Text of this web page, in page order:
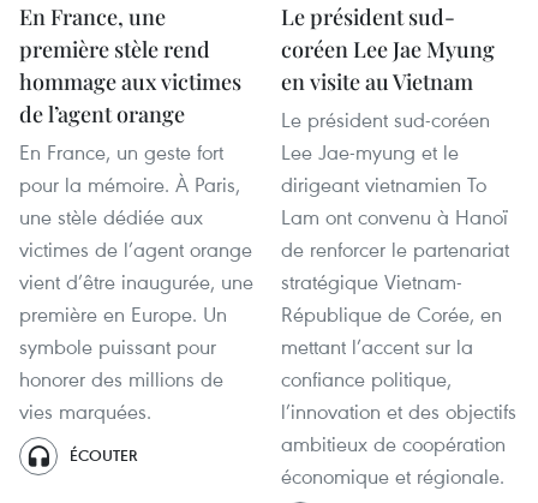
En France, une
première stèle rend
hommage aux victimes
de l’agent orange
En France, un geste fort
pour la mémoire. À Paris,
une stèle dédiée aux
victimes de l’agent orange
vient d’être inaugurée, une
première en Europe. Un
symbole puissant pour
honorer des millions de
vies marquées.
ÉCOUTER
Le président sud-
coréen Lee Jae Myung
en visite au Vietnam
Le président sud-coréen
Lee Jae-myung et le
dirigeant vietnamien To
Lam ont convenu à Hanoï
de renforcer le partenariat
stratégique Vietnam-
République de Corée, en
mettant l’accent sur la
confiance politique,
l’innovation et des objectifs
ambitieux de coopération
économique et régionale.